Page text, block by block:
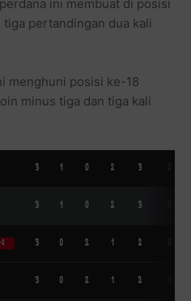
ini membuat di posisi
pertandingan dua kali
menghuni posisi ke-18
minus tiga dan tiga kali